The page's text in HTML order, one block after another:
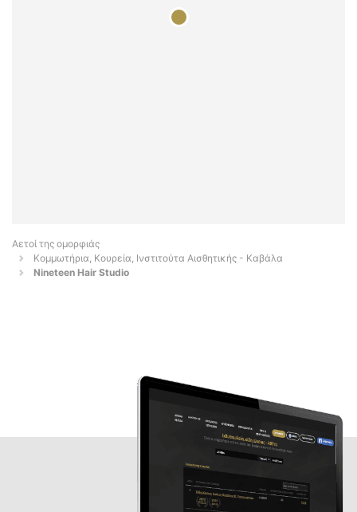
Αετοί της ομορφιάς
Κομμωτήρια, Κουρεία, Ινστιτούτα Αισθητικής - Καβάλα
Nineteen Hair Studio